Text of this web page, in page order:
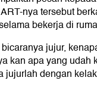
nya tersebut
bekerja di
jujur,
kan apa yang udah
jujurlah dengan